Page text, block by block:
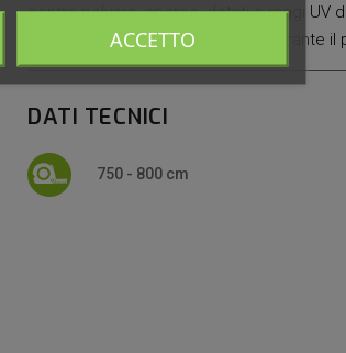
contro polvere, sporco, detriti e raggi UV
tuo camper in ottime condizioni durante il
DATI TECNICI
750 - 800 cm
ACCETTO